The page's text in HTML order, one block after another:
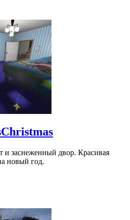
и заснеженный двор. Красивая
новый год.